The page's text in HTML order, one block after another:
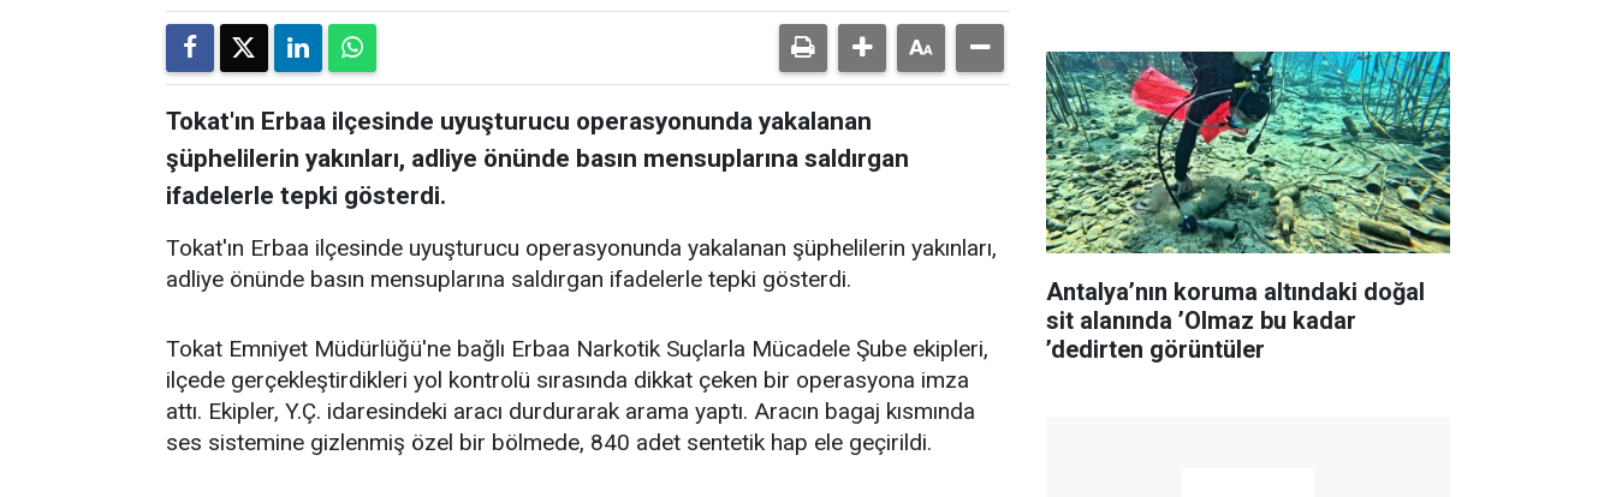
Tokat'ın Erbaa ilçesinde uyuşturucu operasyonunda yakalanan
şüphelilerin yakınları, adliye önünde basın mensuplarına saldırgan
ifadelerle tepki gösterdi.
Tokat'ın Erbaa ilçesinde uyuşturucu operasyonunda yakalanan şüphelilerin yakınları,
adliye önünde basın mensuplarına saldırgan ifadelerle tepki gösterdi.
Tokat Emniyet Müdürlüğü'ne bağlı Erbaa Narkotik Suçlarla Mücadele Şube ekipleri,
ilçede gerçekleştirdikleri yol kontrolü sırasında dikkat çeken bir operasyona imza
attı. Ekipler, Y.Ç. idaresindeki aracı durdurarak arama yaptı. Aracın bagaj kısmında
ses sistemine gizlenmiş özel bir bölmede, 840 adet sentetik hap ele geçirildi.
Antalya’nın koruma altındaki doğal
sit alanında ’Olmaz bu kadar
’dedirten görüntüler